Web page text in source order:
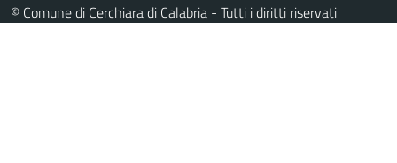
© Comune di Cerchiara di Calabria - Tutti i diritti riservati